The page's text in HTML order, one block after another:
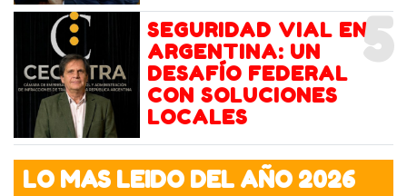
5
SEGURIDAD VIAL EN
ARGENTINA: UN
DESAFÍO FEDERAL
CON SOLUCIONES
LOCALES
LO MAS LEIDO DEL AÑO 2026